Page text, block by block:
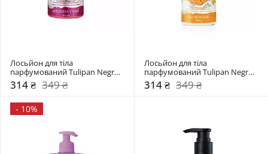
Лосьйон для тіла
парфумований Tulipan Negro
Полуничний крем
314 ₴ 349 ₴
Лосьйон для тіла
парфумований Tulipan Negro
Цукрова диня
314 ₴ 349 ₴
- 10%